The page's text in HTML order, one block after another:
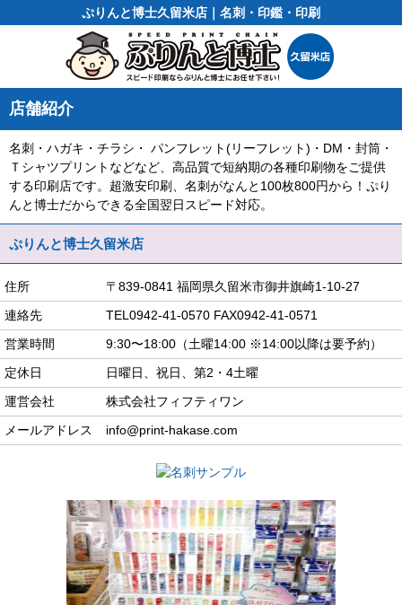
ぷりんと博士久留米店｜名刺・印鑑・印刷
店舗紹介
名刺・ハガキ・チラシ・ パンフレット(リーフレット)・DM・封筒・
Ｔシャツプリントなどなど、高品質で短納期の各種印刷物をご提供
する印刷店です。超激安印刷、名刺がなんと100枚800円から！ぷり
んと博士だからできる全国翌日スピード対応。
ぷりんと博士久留米店
住所
〒839-0841 福岡県久留米市御井旗崎1-10-27
連絡先
TEL0942-41-0570 FAX0942-41-0571
営業時間
9:30〜18:00（土曜14:00 ※14:00以降は要予約）
定休日
日曜日、祝日、第2・4土曜
運営会社
株式会社フィフティワン
メールアドレス
info@print-hakase.com